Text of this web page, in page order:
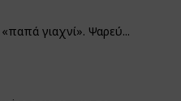
γιαχνί». Ψαρεύ...